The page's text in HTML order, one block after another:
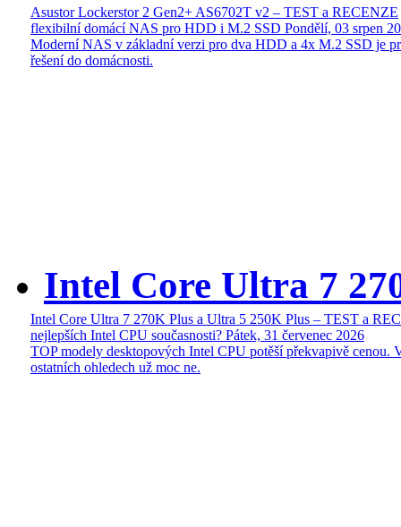
Asustor Lockerstor 2 Gen2+ AS6702T v2 – TEST a RECENZE
flexibilní domácí NAS pro HDD i M.2 SSD Pondělí, 03 srpen
Moderní NAS v základní verzi pro dva HDD a 4x M.2 SSD je
řešení do domácnosti.
Intel Core Ultra 7
Intel Core Ultra 7 270K Plus a Ultra 5 250K Plus – TEST a
nejlepších Intel CPU současnosti? Pátek, 31 červenec 2026
TOP modely desktopových Intel CPU potěší překvapivě cenou.
ostatních ohledech už moc ne.